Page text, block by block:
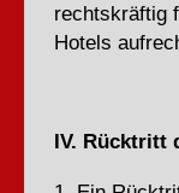
rechtskräftig
Hotels
IV. Rücktritt